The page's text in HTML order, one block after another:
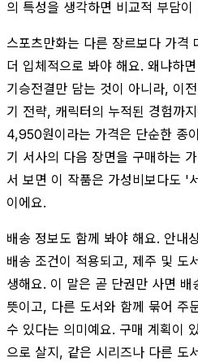
의 특성을 생각하면 비교적 부담이
스포츠만화는 다른 장르보다 가격
더 입체적으로 봐야 해요. 왜냐하
기승전결만 담는 것이 아니라, 이
기 전략, 캐릭터의 누적된 경험까
4,950원이라는 가격은 단순한 종
기 서사의 다음 장면을 구매하는
서 보면 이 작품은 가성비보다도 '
이에요.
배송 정보도 함께 봐야 해요. 안
배송 조건이 적용되고, 제주 및 도
생해요. 이 말은 곧 단권만 사면 배
뜻이고, 다른 도서와 함께 묶어 주
수 있다는 의미예요. 구매 계획이
으로 살지, 같은 시리즈나 다른 도